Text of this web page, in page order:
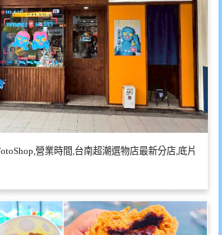
營業時間,台南超潮選物店最新分店,底片